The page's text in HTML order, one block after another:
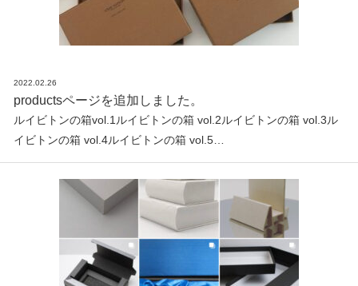
2022.02.26
productsページを追加しました。
ルイビトンの箱vol.1ルイビトンの箱 vol.2ルイビトンの箱 vol.3ル
イビトンの箱 vol.4ルイビトンの箱 vol.5…